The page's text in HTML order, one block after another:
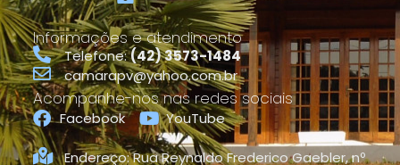
Informações e atendimento
Telefone:(42) 3573-1484
camarapv@yahoo.com.br
Acompanhe-nos nas redes sociais
Facebook YouTube
Endereço: Rua Reynaldo Frederico Gaebler, nº